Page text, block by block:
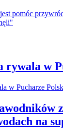
rywala w
na